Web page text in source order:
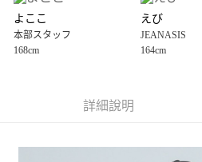
【大哥付你分期使用說明】
1.本服務由台灣大哥大提供，台灣大哥大用
2.付款方式選擇「大哥付你分期」，訂單成
3.實際核准額度、可分期數及費用金額請
4.訂單成立30分鐘內，如未前往確認交易
AFTEE先享後付
３．安心：先確認商品／服務後，再付款。
每筆NT$80，滿NT$888(含以上)免運費
よここ
本部スタッフ
168cm
えび
JEANASIS
164cm
詳細說明